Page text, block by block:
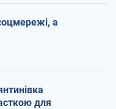
а
для